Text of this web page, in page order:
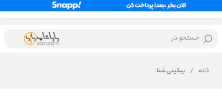
جستجو در
خانه / بیکینی شنا